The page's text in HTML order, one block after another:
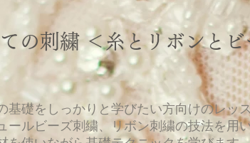
の刺繍 ＜糸とリボンと
基礎をしっかりと学びたい方向けのレッ
ールビーズ刺繍、リボン刺繍の技法を用